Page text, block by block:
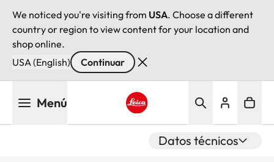
We noticed you're visiting from USA. Choose a different
country or region to view content for your location and
shop online.
USA (English)
Continuar
Menú
Datos técnicos